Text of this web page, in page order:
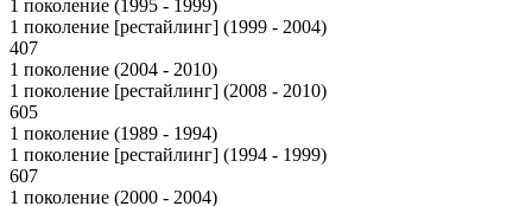
1 поколение (1995 - 1999)
1 поколение [рестайлинг] (1999 - 2004)
407
1 поколение (2004 - 2010)
1 поколение [рестайлинг] (2008 - 2010)
605
1 поколение (1989 - 1994)
1 поколение [рестайлинг] (1994 - 1999)
607
1 поколение (2000 - 2004)